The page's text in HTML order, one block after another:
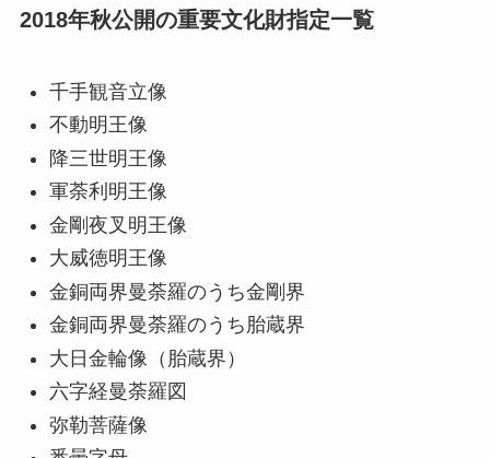
2018年秋公開の重要文化財指定一覧
千手観音立像
不動明王像
降三世明王像
軍荼利明王像
金剛夜叉明王像
大威徳明王像
金銅両界曼荼羅のうち金剛界
金銅両界曼荼羅のうち胎蔵界
大日金輪像（胎蔵界）
六字経曼荼羅図
弥勒菩薩像